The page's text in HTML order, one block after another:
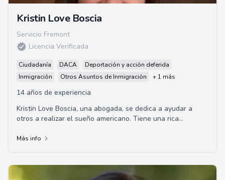
Kristin Love Boscia
Servicio Fremont
Licencia Verificada
Ciudadanía DACA
Deportación y acción deferida
Inmigración
Otros Asuntos de Inmigración + 1 más
14 años de experiencia
Kristin Love Boscia, una abogada, se dedica a ayudar a
otros a realizar el sueño americano. Tiene una rica
Más info